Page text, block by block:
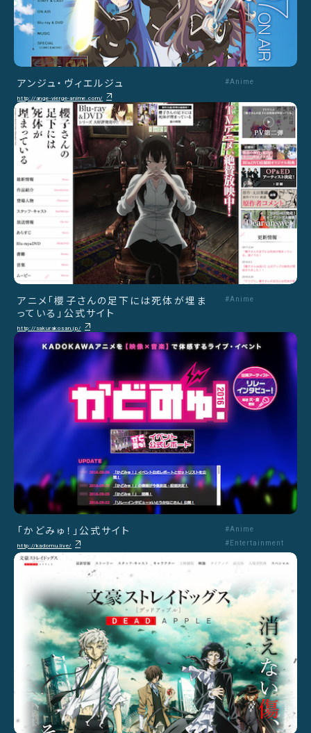
アンジュ・ヴィエルジュ
http://ange-vierge-anime.com/
#Anime
アニメ「櫻子さんの足下には死体が埋ま
っている」公式サイト
http://sakurakosan.jp/
#Anime
「かどみゅ！」公式サイト
http://kadomu.live/
#Anime
#Entertainment